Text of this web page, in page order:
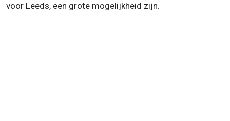
voor Leeds, een grote mogelijkheid zijn.